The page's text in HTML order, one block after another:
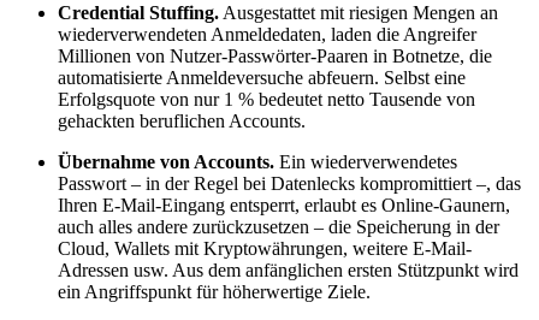
Credential Stuffing. Ausgestattet mit riesigen Mengen an
wiederverwendeten Anmeldedaten, laden die Angreifer
Millionen von Nutzer-Passwörter-Paaren in Botnetze, die
automatisierte Anmeldeversuche abfeuern. Selbst eine
Erfolgsquote von nur 1 % bedeutet netto Tausende von
gehackten beruflichen Accounts.
Übernahme von Accounts. Ein wiederverwendetes
Passwort – in der Regel bei Datenlecks kompromittiert –, das
Ihren E-Mail-Eingang entsperrt, erlaubt es Online-Gaunern,
auch alles andere zurückzusetzen – die Speicherung in der
Cloud, Wallets mit Kryptowährungen, weitere E-Mail-
Adressen usw. Aus dem anfänglichen ersten Stützpunkt wird
ein Angriffspunkt für höherwertige Ziele.